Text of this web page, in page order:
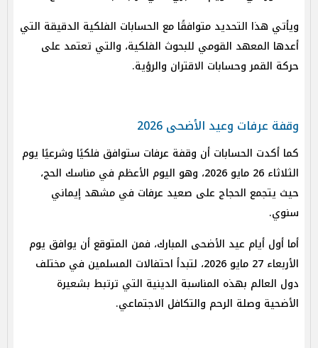
ويأتي هذا التحديد متوافقًا مع الحسابات الفلكية الدقيقة التي
أعدها المعهد القومي للبحوث الفلكية، والتي تعتمد على
حركة القمر وحسابات الاقتران والرؤية.
وقفة عرفات وعيد الأضحى 2026
كما أكدت الحسابات أن وقفة عرفات ستوافق فلكيًا وشرعيًا يوم
الثلاثاء 26 مايو 2026، وهو اليوم الأعظم في مناسك الحج،
حيث يتجمع الحجاج على صعيد عرفات في مشهد إيماني
سنوي.
أما أول أيام عيد الأضحى المبارك، فمن المتوقع أن يوافق يوم
الأربعاء 27 مايو 2026، لتبدأ احتفالات المسلمين في مختلف
دول العالم بهذه المناسبة الدينية التي ترتبط بشعيرة
الأضحية وصلة الرحم والتكافل الاجتماعي.